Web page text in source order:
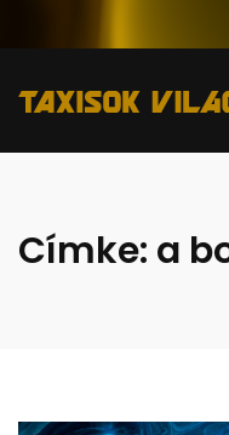
Címke: a